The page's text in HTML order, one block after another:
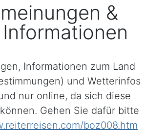
&
Informationen zum Land
und Wetterinfos
nur online, da sich diese
Gehen Sie dafür bitte
boz008.htm